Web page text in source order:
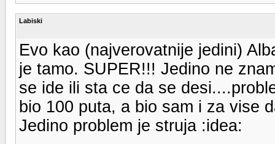
Labiski
Evo kao (najverovatnije jedini)
je tamo. SUPER!!! Jedino ne
se ide ili sta ce da se
bio 100 puta, a bio sam i za vise
Jedino problem je struja :idea: